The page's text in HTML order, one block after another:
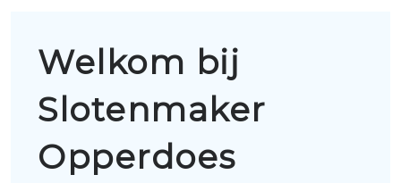
Welkom bij
Slotenmaker
Opperdoes